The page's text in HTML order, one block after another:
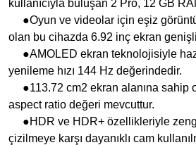
kullanıcıyla buluşan 2 Pro, 12 GB
●Oyun ve videolar için eşiz
olan bu cihazda 6.92 inç ekran
●AMOLED ekran teknolojisiyle
yenileme hızı 144 Hz değerindedir.
●113.72 cm2 ekran alanına sahip
aspect ratio değeri mevcuttur.
●HDR ve HDR+ özellikleriyle
çizilmeye karşı dayanıklı cam